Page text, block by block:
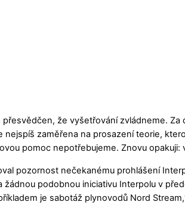
přesvědčen, že vyšetřování zvládneme.
nejspíš zaměřena na prosazení teorie,
pomoc nepotřebujeme. Znovu
pozornost nečekanému prohlášení
žádnou podobnou iniciativu Interpolu v
je sabotáž plynovodů Nord